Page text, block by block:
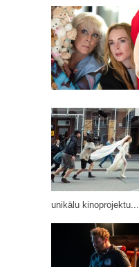
unikālu kinoprojektu...